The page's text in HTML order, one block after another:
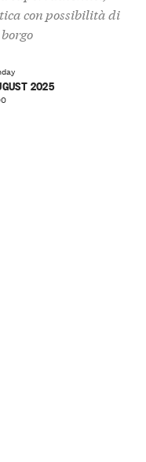
con possibilità di
2025